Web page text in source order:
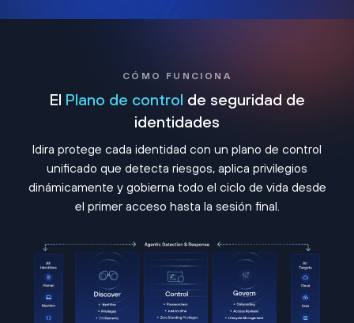
CÓMO FUNCIONA
El Plano de control de seguridad de
identidades
Idira protege cada identidad con un plano de control
unificado que detecta riesgos, aplica privilegios
dinámicamente y gobierna todo el ciclo de vida desde
el primer acceso hasta la sesión final.